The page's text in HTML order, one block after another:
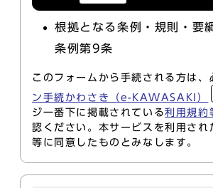
根拠となる条例・規則・要
条例第9条
このフォームから手続される方は、
ン手続かわさき（e-KAWASAKI）
ジ一番下に掲載されている利用規約
認ください。本サービスを利用され
等に同意したものとみなします。